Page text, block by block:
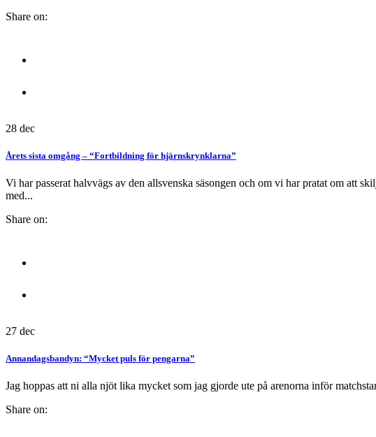
Share on:
28 dec
Årets sista omgång – “Fortbildning för hjärnskrynklarna”
Vi har passerat halvvägs av den allsvenska säsongen och om vi har pratat om att
med...
Share on:
27 dec
Annandagsbandyn: “Mycket puls för pengarna”
Jag hoppas att ni alla njöt lika mycket som jag gjorde ute på arenorna inför
Share on: